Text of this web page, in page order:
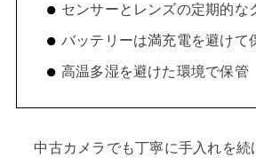
センサーとレンズの定期的な
バッテリーは満充電を避けて
高温多湿を避けた環境で保管
中古カメラでも丁寧に手入れを続ければ、長く美